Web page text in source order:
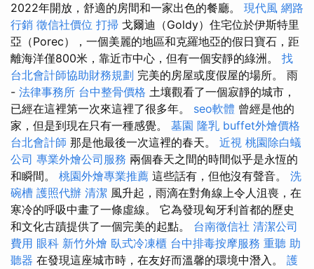
2022年開放，舒適的房間和一家出色的餐廳。 現代風 網路
行銷 徵信社價位 打掃 戈爾迪（Goldy）住宅位於伊斯特里
亞（Porec），一個美麗的地區和克羅地亞的假日寶石，距
離海洋僅800米，靠近市中心，但有一個安靜的綠洲。 找
台北會計師協助財務規劃 完美的房屋或度假屋的場所。 雨
- 法律事務所 台中整骨價格 土壤觀看了一個寂靜的城市，
已經在這裡第一次來這裡了很多年。 seo軟體 曾經是他的
家，但是到現在只有一種感覺。 墓園 隆乳 buffet外燴價格
台北會計師 那是他最後一次這裡的春天。 近視 桃園除白蟻
公司 專業外燴公司服務 兩個春天之間的時間似乎是永恆的
和瞬間。 桃園外燴專業推薦 這些話有，但他沒有聲音。 洗
碗槽 護照代辦 清潔 風升起，雨滴在對角線上令人沮喪，在
寒冷的呼吸中畫了一條虛線。 它為發現匈牙利首都的歷史
和文化古蹟提供了一個完美的起點。 台南徵信社 清潔公司
費用 眼科 新竹外燴 臥式冷凍櫃 台中排毒按摩服務 重聽 助
聽器 在發現這座城市時，在友好而溫馨的環境中潛入。 護